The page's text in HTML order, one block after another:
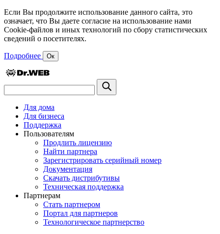
Если Вы продолжите использование данного сайта, это
означает, что Вы даете согласие на использование нами
Cookie-файлов и иных технологий по сбору статистических
сведений о посетителях.
Подробнее Ок
Для дома
Для бизнеса
Поддержка
Пользователям
Продлить лицензию
Найти партнера
Зарегистрировать серийный номер
Документация
Скачать дистрибутивы
Техническая поддержка
Партнерам
Стать партнером
Портал для партнеров
Технологическое партнерство